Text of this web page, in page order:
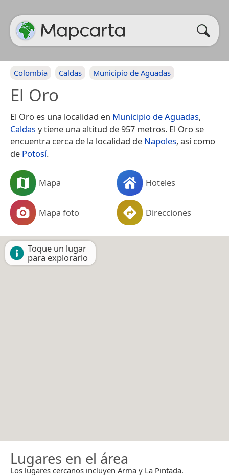
Colombia Caldas Municipio de Aguadas
El Oro
El Oro es una localidad en Municipio de Aguadas,
Caldasy tiene una altitud de 957 metros. El Oro se
encuentra cerca de la localidad de Napoles, así como
de Potosí.
Mapa Hoteles
Mapa foto Direcciones
Toque un lugar
para explorarlo
Lugares en el área
Los lugares cercanos incluyen Arma y La Pintada.